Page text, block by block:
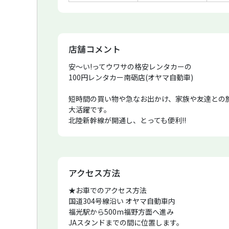
店舗コメント
安〜い!ってウワサの格安レンタカーの
100円レンタカー南砺店(オヤマ自動車)
短時間の買い物や急なお出かけ、家族や友達との
大活躍です。
北陸新幹線が開通し、とっても便利!!
新高岡駅から当店まで城端線で40分!!とってもとっ
世界遺産 合掌造りへいかがですか??
当店から30分で到着しちゃいます!
10月より開通した城端線「べるもんた」 高岡
アクセス方法
★お車でのアクセス方法
国道304号線沿い オヤマ自動車内
福光駅から500m福野方面へ進み
JAスタンドまでの間に位置します。